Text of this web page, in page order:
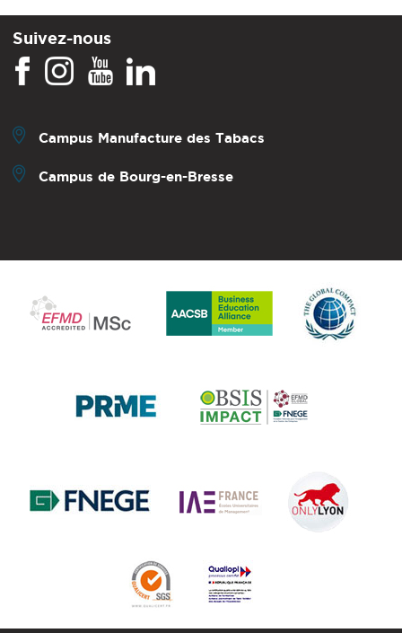
Suivez-nous
Campus Manufacture des Tabacs
Campus de Bourg-en-Bresse